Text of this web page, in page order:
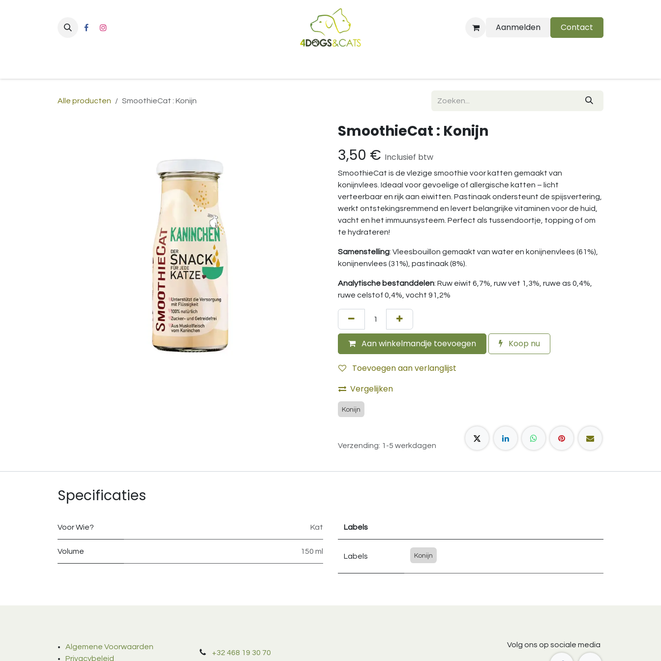
Aanmelden
Contact
Alle producten SmoothieCat : Konijn
SmoothieCat : Konijn
3,50 € Inclusief btw
SmoothieCat is de vlezige smoothie voor katten gemaakt van
konijnvlees. Ideaal voor gevoelige of allergische katten – licht
verteerbaar en rijk aan eiwitten. Pastinaak ondersteunt de spijsvertering,
werkt ontstekingsremmend en levert belangrijke vitaminen voor de huid,
vacht en het immuunsysteem. Perfect als tussendoortje, topping of om
te hydrateren!
Samenstelling: Vleesbouillon gemaakt van water en konijnenvlees (61%),
konijnenvlees (31%), pastinaak (8%).
Analytische bestanddelen: Ruw eiwit 6,7%, ruw vet 1,3%, ruwe as 0,4%,
ruwe celstof 0,4%, vocht 91,2%
Aan winkelmandje toevoegen Koop nu
Toevoegen aan verlanglijst
Vergelijken
Konijn
Verzending: 1-5 werkdagen
Specificaties
Voor Wie? Kat
Volume 150 ml
Labels
Labels Konijn
Algemene Voorwaarden
Privacybeleid
+32 468 19 30 70
Volg ons op sociale media